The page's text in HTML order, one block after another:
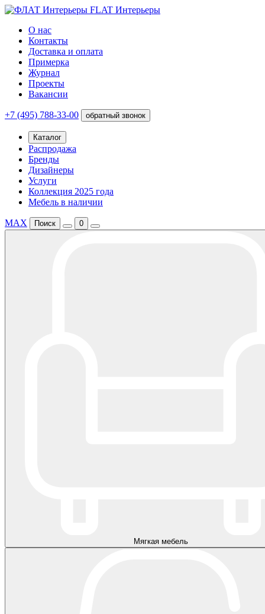
FLAT Интерьеры
О нас
Контакты
Доставка и оплата
Примерка
Журнал
Проекты
Вакансии
+7 (495) 788-33-00 обратный звонок
Каталог
Распродажа
Бренды
Дизайнеры
Услуги
Коллекция 2025 года
Мебель в наличии
MAX Поиск 0
Мягкая мебель